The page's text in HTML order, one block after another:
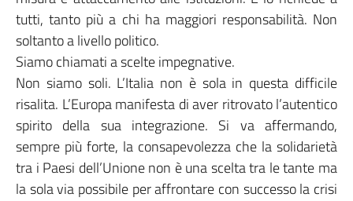
tutti, tanto più a chi ha maggiori responsabilità. Non
soltanto a livello politico.
Siamo chiamati a scelte impegnative.
Non siamo soli. L’Italia non è sola in questa difficile
risalita. L’Europa manifesta di aver ritrovato l’autentico
spirito della sua integrazione. Si va affermando,
sempre più forte, la consapevolezza che la solidarietà
tra i Paesi dell’Unione non è una scelta tra le tante ma
la sola via possibile per affrontare con successo la crisi